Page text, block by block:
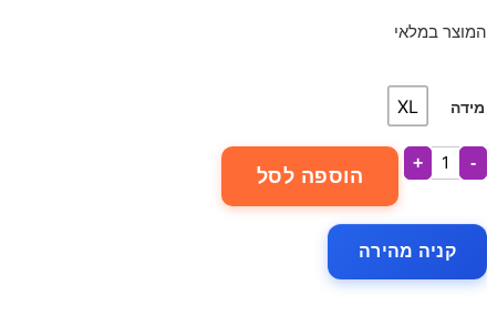
המוצר במלאי
מידה XL
-
+
הוספה לסל
קניה מהירה